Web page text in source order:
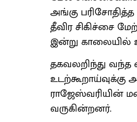
அங்கு
தீவிர சிகிச்சை
இன்று காலையில்
தகவலறிந்து
உடற்கூறாய்வுக்கு
ராஜேஸ்வரியின்
வருகின்றனர்.